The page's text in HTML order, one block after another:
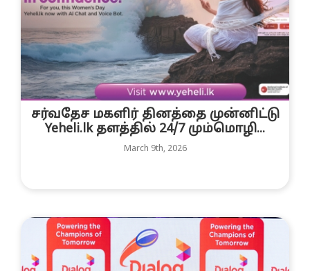
சர்வதேச மகளிர் தினத்தை முன்னிட்டு
Yeheli.lk தளத்தில் 24/7 மும்மொழி...
March 9th, 2026